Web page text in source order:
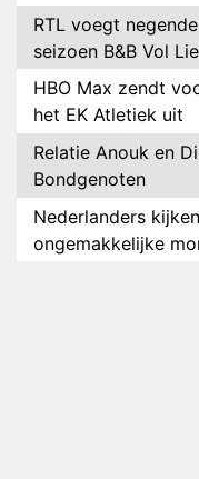
RTL voegt
seizoen B&B Vol
HBO Max zendt
het EK Atletiek uit
Relatie Anouk en
Bondgenoten
Nederlanders
ongemakkelijke